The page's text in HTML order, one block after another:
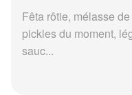
Fêta rôtie, mélasse
pickles du moment,
sauc...